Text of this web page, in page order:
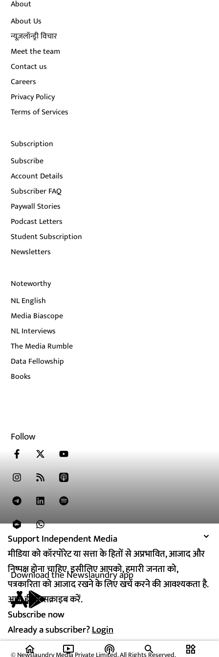
Support Independent Media
मीडिया को कॉरपोरेट या सत्ता के हितों से अप्रभावित, आजाद और
निष्पक्ष होना चाहिए. इसीलिए आपको, हमारी जनता को,
पत्रकारिता को आजाद रखने के लिए खर्च करने की आवश्यकता है.
आज ही सब्सक्राइब करें.
Subscribe now
Already a subscriber?Login
Support Independent Media
मीडिया को कॉरपोरेट या सत्ता के हितों से अप्रभावित, आजाद और
निष्पक्ष होना चाहिए. इसीलिए आपको, हमारी जनता को,
पत्रकारिता को आजाद रखने के लिए खर्च करने की आवश्यकता है.
आज ही सब्सक्राइब करें.
Subscribe now
Already a subscriber?Login
About
About Us
न्यूज़लॉन्ड्री विचार
Meet the team
Contact us
Careers
Privacy Policy
Terms of Services
Subscription
Subscribe
Account Details
Subscriber FAQ
Paywall Stories
Podcast Letters
Student Subscription
Newsletters
Noteworthy
NL English
Media Biascope
NL Interviews
The Media Rumble
Data Fellowship
Books
Follow
Download the Newslaundry app
home ondemand_video podcasts widgets